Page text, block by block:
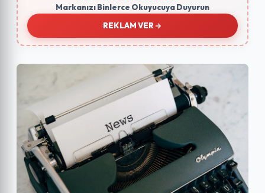
Markanızı Binlerce Okuyucuya Duyurun
REKLAM VER